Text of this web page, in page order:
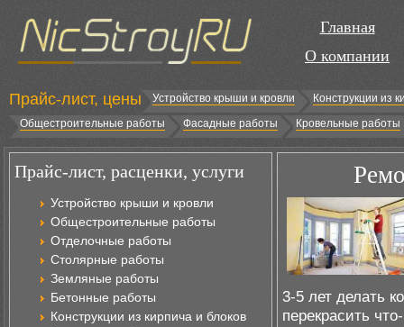
Главная
О компании
Прайс-лист, цены Устройство крыши и кровли
Конструкции из
Общестроительные работы
Фасадные работы Кровельные работы
Прайс-лист, расценки, услуги
Устройство крыши и кровли
Общестроительные работы
Отделочные работы
Столярные работы
Земляные работы
Бетонные работы
Конструкции из кирпича и блоков
3-5 лет делать
перекрасить